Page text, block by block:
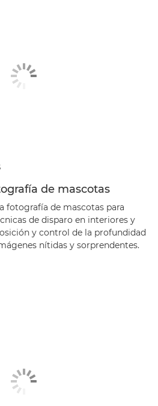
de mascotas
fotografía de mascotas para
de disparo en interiores y
y control de la profundidad
nítidas y sorprendentes.